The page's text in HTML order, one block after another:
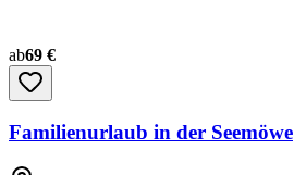
ab69 €
Familienurlaub in der Seemöwe